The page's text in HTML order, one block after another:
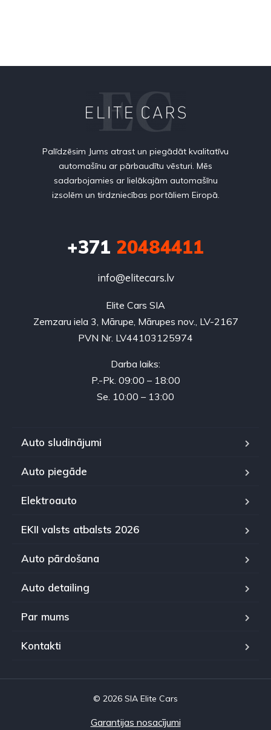
Palīdzēsim Jums atrast un piegādāt kvalitatīvu
automašīnu ar pārbaudītu vēsturi. Mēs
sadarbojamies ar lielākajām automašīnu
izsolēm un tirdzniecības portāliem Eiropā.
+371 20484411
info@elitecars.lv
Elite Cars SIA
Zemzaru iela 3, Mārupe, Mārupes nov., LV-2167
PVN Nr. LV44103125974
Darba laiks:
P.-Pk. 09:00 – 18:00
Se. 10:00 – 13:00
Auto sludinājumi
Auto piegāde
Elektroauto
EKII valsts atbalsts 2026
Auto pārdošana
Auto detailing
Par mums
Kontakti
© 2026 SIA Elite Cars
Garantijas nosacījumi